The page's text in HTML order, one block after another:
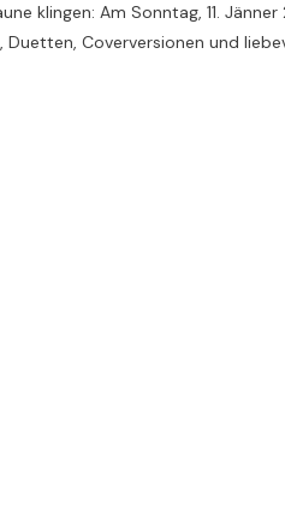
klingen: Am Sonntag, 11.
Coverversionen und